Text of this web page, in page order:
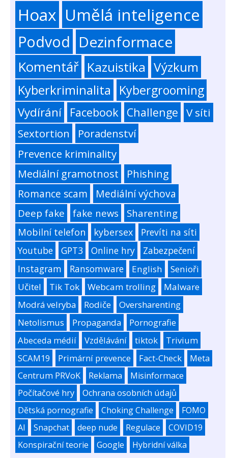
Hoax Umělá inteligence
Podvod Dezinformace
Komentář Kazuistika Výzkum
Kyberkriminalita Kybergrooming
Vydírání Facebook Challenge
V síti
Sextortion
Poradenství
Prevence kriminality
Mediální gramotnost
Phishing
Romance scam
Mediální výchova
Deep fake fake news Sharenting
Mobilní telefon kybersex
Prevíti na síti
Youtube
GPT3 Online hry
Zabezpečení
Instagram
Ransomware English
Senioři
Učitel
Tik Tok Webcam trolling
Malware
Modrá velryba
Rodiče
Oversharenting
Netolismus
Propaganda
Pornografie
Abeceda médií
Vzdělávání tiktok
Trivium
SCAM19
Primární prevence Fact-Check
Meta
Centrum PRVoK
Reklama
Misinformace
Počítačové hry
Ochrana osobních údajů
Dětská pornografie
Choking Challenge
FOMO
AI
Snapchat deep nude Regulace
COVID19
Konspirační teorie
Google Hybridní válka